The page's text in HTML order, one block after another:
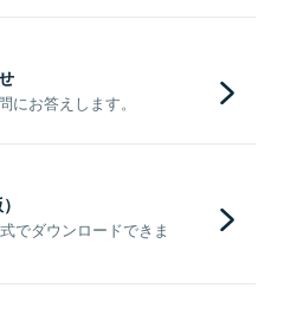
お答えします。
でダウンロードできま